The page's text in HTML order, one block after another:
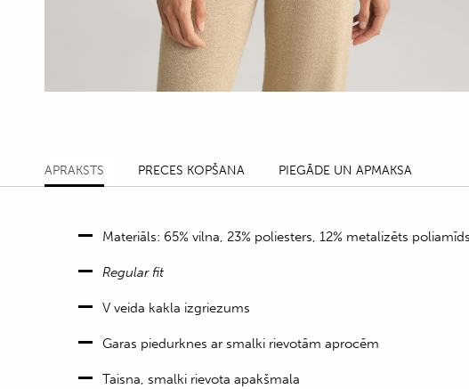
APRAKSTS PRECES KOPŠANA PIEGĀDE UN APMAKSA
Materiāls: 65% vilna, 23% poliesters, 12% metalizēts poliamīds
Regular fit
V veida kakla izgriezums
Garas piedurknes ar smalki rievotām aprocēm
Taisna, smalki rievota apakšmala